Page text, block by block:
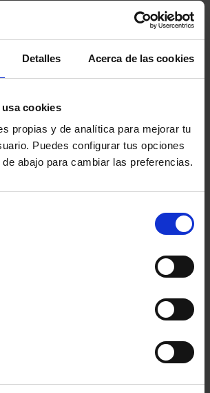
Detalles Acerca de las cookies
cookies
propias y de analítica para mejorar tu
Puedes configurar tus opciones
abajo para cambiar las preferencias.
la actualización de sus
dejar constancia de la exoneración”.
de Motivos de la Ley
en su apartado IV se indica que
“ para estimular la pronta
deudor exonerado a la vida
al que se accedió